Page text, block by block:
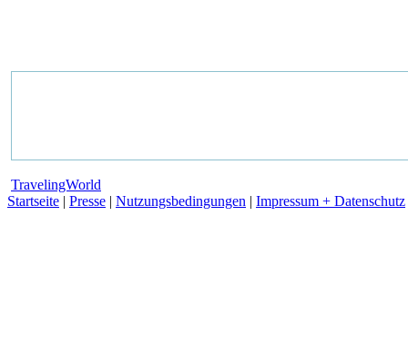
TravelingWorld
Startseite | Presse | Nutzungsbedingungen | Impressum + Datenschutz